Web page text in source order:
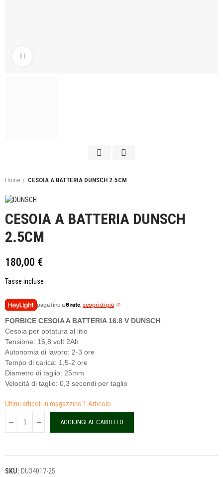
Home CESOIA A BATTERIA DUNSCH 2.5CM
CESOIA A BATTERIA DUNSCH
2.5CM
180,00 €
Tasse incluse
paga fino a6 rate, scopri di più
FORBICE CESOIA A BATTERIA 16.8 V DUNSCH.
Cesoia per potatura al litio
Tensione: 16,8 volt 2Ah
Autonomia di lavoro: 2-3 ore
Tempo di carica: 1,5-2 ore
Diametro di taglio: 25mm
Velocità di taglio: 0,3 secondi per taglio
Ultimi articoli in magazzino 1 Articolo
AGGIUNGI AL CARRELLO
SKU: DU34017-25